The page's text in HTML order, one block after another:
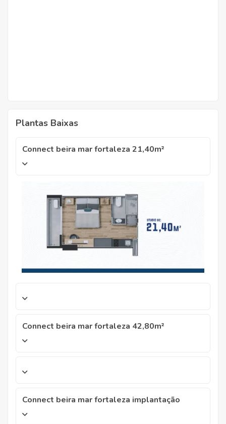
Plantas Baixas
Connect beira mar fortaleza 21,40m²
Connect beira mar fortaleza 42,80m²
Connect beira mar fortaleza implantação